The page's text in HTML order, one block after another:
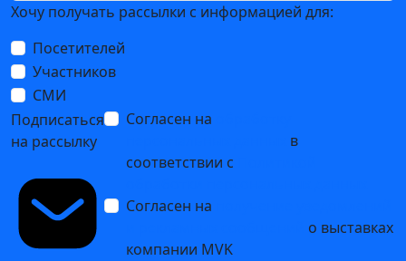
Хочу получать рассылки с информацией для:
Посетителей
Участников
СМИ
Подписаться
на рассылку
Согласен на
в
соответствии с
Согласен на
о выставках
компании MVK